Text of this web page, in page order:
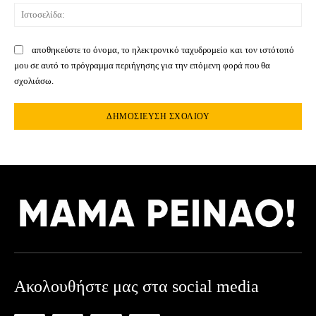
αποθηκεύστε το όνομα, το ηλεκτρονικό ταχυδρομείο και τον ιστότοπό
μου σε αυτό το πρόγραμμα περιήγησης για την επόμενη φορά που θα
σχολιάσω.
Ακολουθήστε μας στα social media